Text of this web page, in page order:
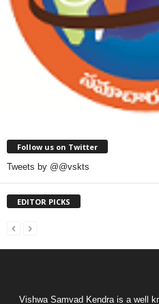
Follow us on Twitter
Tweets by @@vskts
EDITOR PICKS
Vishwa Samvad Kendra is a well